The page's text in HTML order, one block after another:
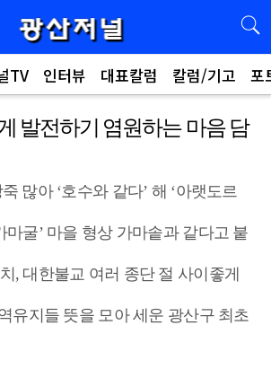
TV 인터뷰 대표칼럼 칼럼/기고 포
발전하기 염원하는 마음 담
많아 ‘호수와 같다’ 해 ‘아랫도르
마굴’ 마을 형상 가마솥과 같다고 붙
, 대한불교 여러 종단 절 사이좋게
유지들 뜻을 모아 세운 광산구 최초